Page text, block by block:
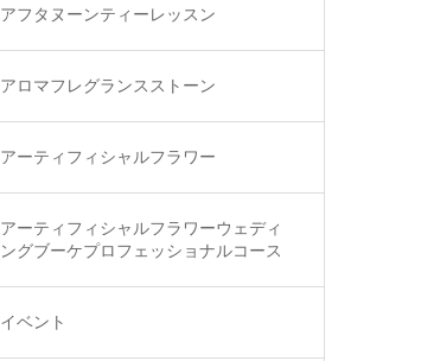
アフタヌーンティーレッスン
アロマフレグランスストーン
アーティフィシャルフラワー
アーティフィシャルフラワーウェディ
ングブーケプロフェッショナルコース
イベント